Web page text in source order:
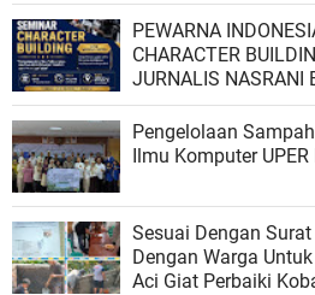
PEWARNA
CHARACTER
JURNALIS NASRANI
BERDAMPAK*
Pengelolaan
Ilmu Komputer
Sesuai Dengan
Dengan Warga
Aci Giat Perbaiki